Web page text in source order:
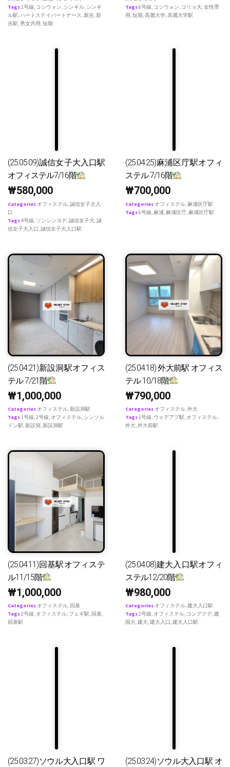
Tags1号線, コシウォン, シンギル, シンギ
ル駅,ハートステイパートナース,新吉,新
吉駅, 男女共用,短期
Tags6号線, コシウォン, コリョ大,女性専
用,短期,高麗大学,高麗大学駅
(25.05.09)誠信女子大入口駅
オフィステル7/16階
₩580,000
Categories オフィステル 誠信女子大入
口
Tags4号線 ソンシンヨデ 誠信女子大 誠
信女子大入口 誠信女子大入口駅
(25.04.25)麻浦区庁駅オフィ
ステル 7/16階
₩700,000
Categories オフィステル 麻浦区庁駅
Tags6号線 麻浦 麻浦区庁 麻浦区庁駅
(25.04.21)新設洞駅オフィス
テル 7/21階
₩1,000,000
Categories オフィステル,新設洞駅
Tags1号線,2号線, オフィステル, シンソル
ドン駅,新設洞,新設洞駅
(25.04.18) 外大前駅 オフィス
テル 10/18階
₩790,000
Categories オフィステル,外大
Tags1号線, ウェデアプ駅, オフィステル,
外大,外大前駅
(25.04.11)回基駅オフィステ
ル11/15階
₩1,000,000
Categories オフィステル, 回基
Tags2号線, オフィステル, フェギ駅, 回基,
回基駅
(25.04.08)建大入口駅オフィ
ステル12/20階
₩980,000
Categories オフィステル,建大入口駅
Tags2号線, オフィステル, コングクデ,建
国大,建大,建大入口,建大入口駅
(25.03.27)ソウル大入口駅 ワ
(25.03.24)ソウル大入口駅 オ